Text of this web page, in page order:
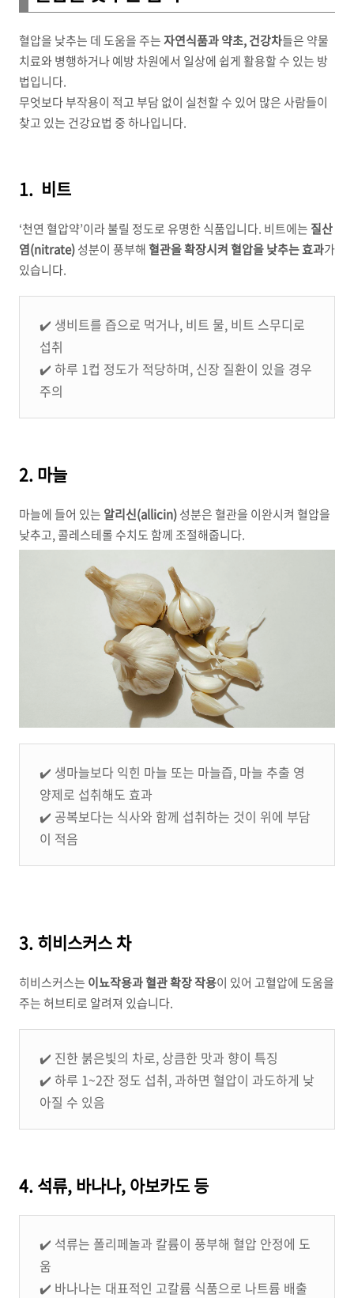
혈압을 낮추는 데 도움을 주는자연식품과 약초, 건강차들은 약물
치료와 병행하거나 예방 차원에서 일상에 쉽게 활용할 수 있는 방
법입니다.
무엇보다 부작용이 적고 부담 없이 실천할 수 있어 많은 사람들이
찾고 있는 건강요법 중 하나입니다.
1. 비트
‘천연 혈압약’이라 불릴 정도로 유명한 식품입니다. 비트에는 질산
염(nitrate)성분이 풍부해혈관을 확장시켜 혈압을 낮추는 효과가
있습니다.
✔️ 생비트를 즙으로 먹거나, 비트 물, 비트 스무디로
섭취
✔️ 하루 1컵 정도가 적당하며, 신장 질환이 있을 경우
주의
2. 마늘
마늘에 들어 있는 알리신(allicin)성분은 혈관을 이완시켜 혈압을
낮추고, 콜레스테롤 수치도 함께 조절해줍니다.
✔️ 생마늘보다 익힌 마늘 또는 마늘즙, 마늘 추출 영
양제로 섭취해도 효과
✔️ 공복보다는 식사와 함께 섭취하는 것이 위에 부담
이 적음
3. 히비스커스 차
히비스커스는 이뇨작용과 혈관 확장 작용이 있어 고혈압에 도움을
주는 허브티로 알려져 있습니다.
✔️ 진한 붉은빛의 차로, 상큼한 맛과 향이 특징
✔️ 하루 1~2잔 정도 섭취, 과하면 혈압이 과도하게 낮
아질 수 있음
4. 석류, 바나나, 아보카도 등
✔️ 석류는 폴리페놀과 칼륨이 풍부해 혈압 안정에 도
움
✔️ 바나나는 대표적인 고칼륨 식품으로 나트륨 배출